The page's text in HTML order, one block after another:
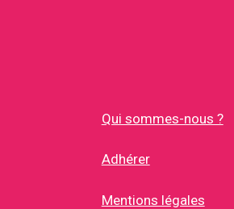
Qui sommes-nous ?
Adhérer
Mentions légales